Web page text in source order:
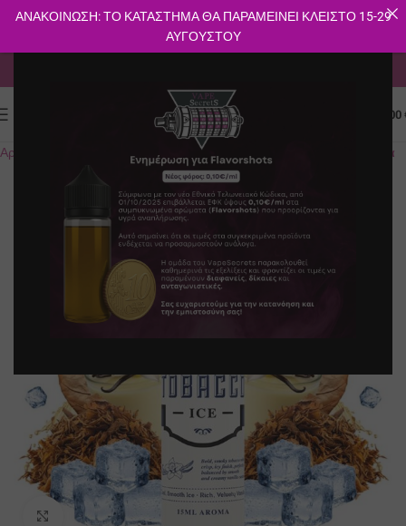
0.00
Αρχική σελίδα Υγρά Αναπλήρωσης Καπνικά
Κλικ για μεγέθυνση
ΑΝΑΚΟΙΝΩΣΗ: ΤΟ ΚΑΤΑΣΤΗΜΑ ΘΑ ΠΑΡΑΜΕΙΝΕΙ ΚΛΕΙΣΤΟ 15-29
ΑΥΓΟΥΣΤΟΥ